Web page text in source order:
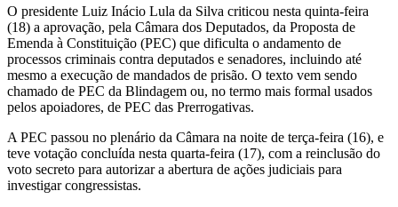
O presidente Luiz Inácio Lula da Silva criticou nesta quinta-feira
(18) a aprovação, pela Câmara dos Deputados, da Proposta de
Emenda à Constituição (PEC) que dificulta o andamento de
processos criminais contra deputados e senadores, incluindo até
mesmo a execução de mandados de prisão. O texto vem sendo
chamado de PEC da Blindagem ou, no termo mais formal usados
pelos apoiadores, de PEC das Prerrogativas.
A PEC passou no plenário da Câmara na noite de terça-feira (16), e
teve votação concluída nesta quarta-feira (17), com a reinclusão do
voto secreto para autorizar a abertura de ações judiciais para
investigar congressistas.